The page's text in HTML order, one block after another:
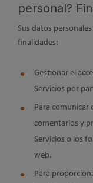
personal?
Sus datos
finalidades:
Gestionar el
Servicios por
Para comunicar
comentarios y
Servicios o los
web.
Para